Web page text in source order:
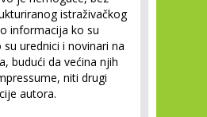
istraživačkog
informacija ko su
su urednici i novinari na
budući da većina njih
niti drugi
autora.